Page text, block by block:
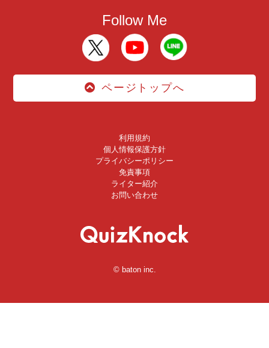
Follow Me
ページトップへ
利用規約
個人情報保護方針
プライバシーポリシー
免責事項
ライター紹介
お問い合わせ
© baton inc.